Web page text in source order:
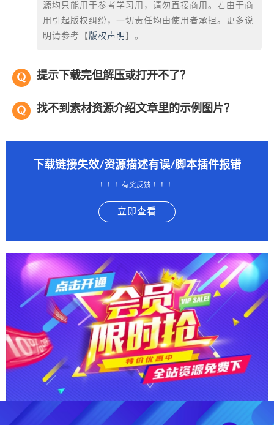
源均只能用于参考学习用，请勿直接商用。若由于商
用引起版权纠纷，一切责任均由使用者承担。更多说
明请参考【 版权声明 】。
提示下载完但解压或打开不了？
找不到素材资源介绍文章里的示例图片？
下载链接失效/资源描述有误/脚本插件报错
！！！有奖反馈 ！！！
立即查看